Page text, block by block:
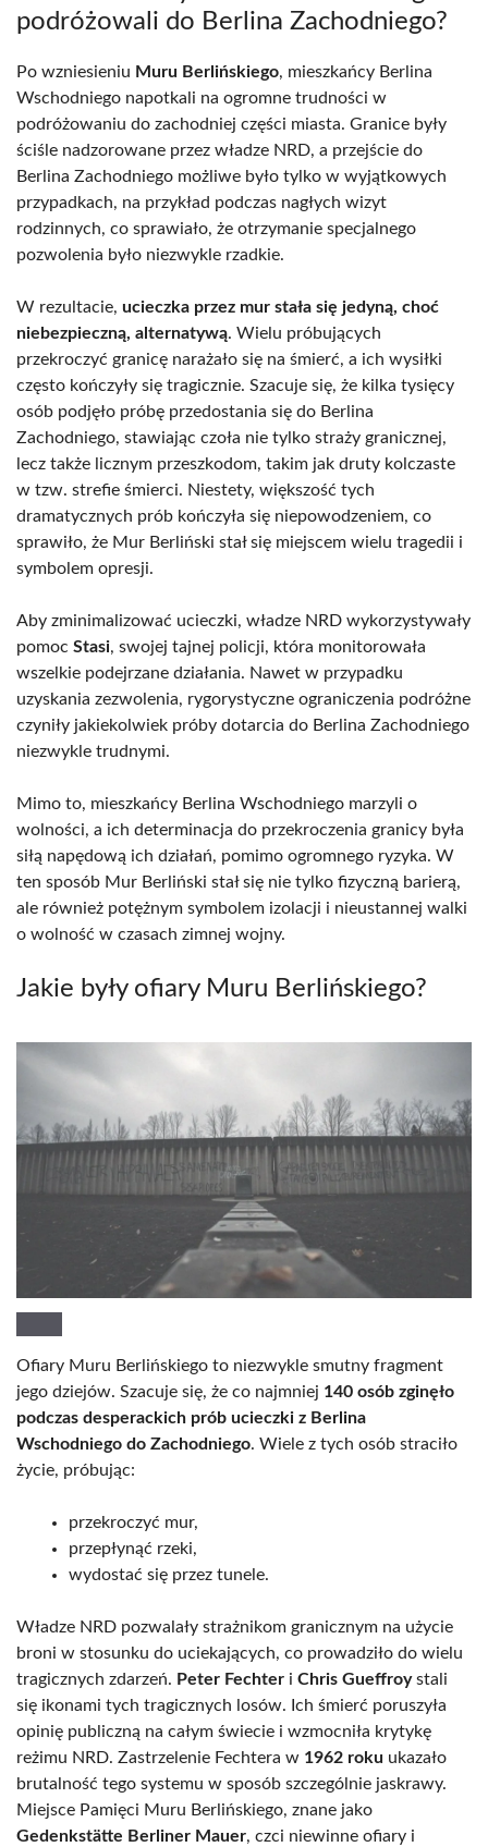
podróżowali do Berlina Zachodniego?
Po wzniesieniu Muru Berlińskiego, mieszkańcy Berlina
Wschodniego napotkali na ogromne trudności w
podróżowaniu do zachodniej części miasta. Granice były
ściśle nadzorowane przez władze NRD, a przejście do
Berlina Zachodniego możliwe było tylko w wyjątkowych
przypadkach, na przykład podczas nagłych wizyt
rodzinnych, co sprawiało, że otrzymanie specjalnego
pozwolenia było niezwykle rzadkie.
W rezultacie, ucieczka przez mur stała się jedyną, choć
niebezpieczną, alternatywą. Wielu próbujących
przekroczyć granicę narażało się na śmierć, a ich wysiłki
często kończyły się tragicznie. Szacuje się, że kilka tysięcy
osób podjęło próbę przedostania się do Berlina
Zachodniego, stawiając czoła nie tylko straży granicznej,
lecz także licznym przeszkodom, takim jak druty kolczaste
w tzw. strefie śmierci. Niestety, większość tych
dramatycznych prób kończyła się niepowodzeniem, co
sprawiło, że Mur Berliński stał się miejscem wielu tragedii i
symbolem opresji.
Aby zminimalizować ucieczki, władze NRD wykorzystywały
pomoc Stasi, swojej tajnej policji, która monitorowała
wszelkie podejrzane działania. Nawet w przypadku
uzyskania zezwolenia, rygorystyczne ograniczenia podróżne
czyniły jakiekolwiek próby dotarcia do Berlina Zachodniego
niezwykle trudnymi.
Mimo to, mieszkańcy Berlina Wschodniego marzyli o
wolności, a ich determinacja do przekroczenia granicy była
siłą napędową ich działań, pomimo ogromnego ryzyka. W
ten sposób Mur Berliński stał się nie tylko fizyczną barierą,
ale również potężnym symbolem izolacji i nieustannej walki
o wolność w czasach zimnej wojny.
Jakie były ofiary Muru Berlińskiego?
Ofiary Muru Berlińskiego to niezwykle smutny fragment
jego dziejów. Szacuje się, że co najmniej 140 osób zginęło
podczas desperackich prób ucieczki z Berlina
Wschodniego do Zachodniego. Wiele z tych osób straciło
życie, próbując:
przekroczyć mur,
przepłynąć rzeki,
wydostać się przez tunele.
Władze NRD pozwalały strażnikom granicznym na użycie
broni w stosunku do uciekających, co prowadziło do wielu
tragicznych zdarzeń. Peter Fechter i Chris Gueffroystali
się ikonami tych tragicznych losów. Ich śmierć poruszyła
opinię publiczną na całym świecie i wzmocniła krytykę
reżimu NRD. Zastrzelenie Fechtera w 1962 roku ukazało
brutalność tego systemu w sposób szczególnie jaskrawy.
Miejsce Pamięci Muru Berlińskiego, znane jako
Gedenkstätte Berliner Mauer, czci niewinne ofiary i